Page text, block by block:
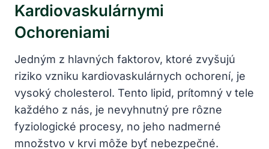
Kardiovaskulárnymi
Ochoreniami
Jedným z hlavných faktorov, ktoré zvyšujú⁢
riziko ⁣vzniku kardiovaskulárnych ochorení, je
vysoký cholesterol. Tento ‍lipid, prítomný v tele​
každého z nás,⁤ je nevyhnutný pre rôzne
fyziologické procesy, no jeho nadmerné ​
množstvo⁢ v‌ krvi ​môže byť nebezpečné.